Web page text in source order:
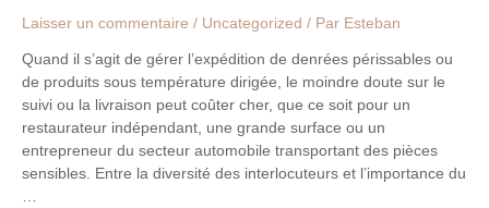
Laisser un commentaire / Uncategorized / Par Esteban
Quand il s’agit de gérer l’expédition de denrées périssables ou
de produits sous température dirigée, le moindre doute sur le
suivi ou la livraison peut coûter cher, que ce soit pour un
restaurateur indépendant, une grande surface ou un
entrepreneur du secteur automobile transportant des pièces
sensibles. Entre la diversité des interlocuteurs et l’importance du
…